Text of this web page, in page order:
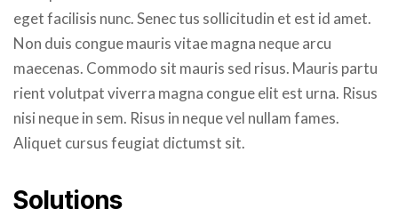
eget facilisis nunc. Senec tus sollicitudin et est id amet.
Non duis congue mauris vitae magna neque arcu
maecenas. Commodo sit mauris sed risus. Mauris partu
rient volutpat viverra magna congue elit est urna. Risus
nisi neque in sem. Risus in neque vel nullam fames.
Aliquet cursus feugiat dictumst sit.
Solutions